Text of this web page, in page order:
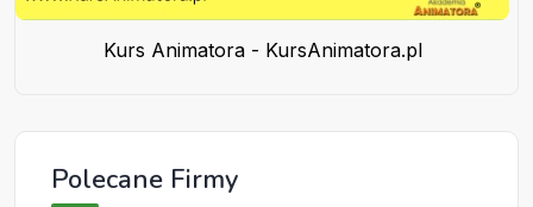
Kurs Animatora - KursAnimatora.pl
Polecane Firmy